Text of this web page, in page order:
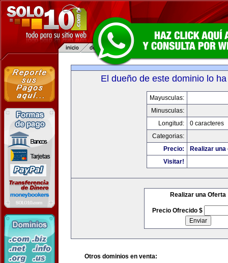
El dueño de este dominio lo
Mayusculas:
Minusculas:
Longitud:
0 caracteres
Categorias:
Precio:
Realizar
Visitar!
Realizar una Oferta
Precio Ofrecido $
Otros dominios en venta: